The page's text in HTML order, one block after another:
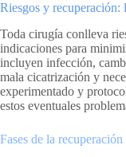
Riesgos y recuperación:
Toda cirugía conlleva
indicaciones para
incluyen infección,
mala cicatrización y
experimentado y
estos eventuales
Fases de la recuperación